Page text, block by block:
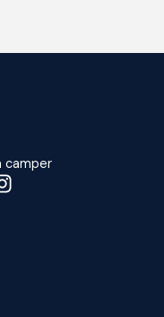
camper